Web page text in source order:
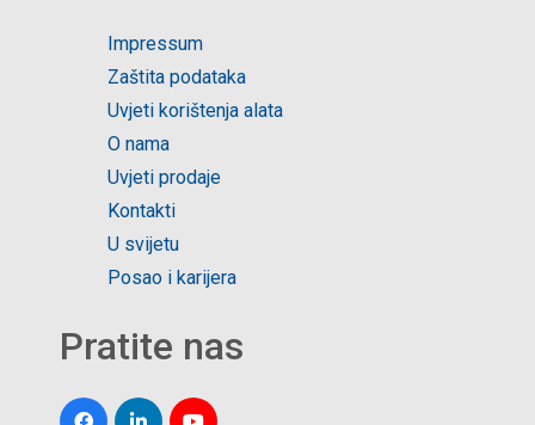
Impressum
Zaštita podataka
Uvjeti korištenja alata
O nama
Uvjeti prodaje
Kontakti
U svijetu
Posao i karijera
Pratite nas